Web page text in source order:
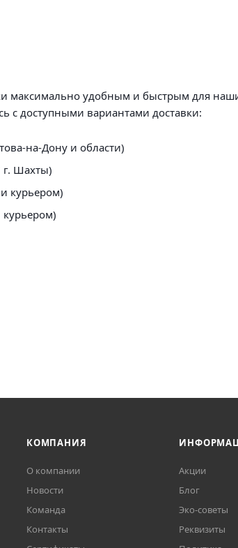
максимально удобным и быстрым для
с доступными вариантами доставки:
на-Дону и области)
г. Шахты)
курьером)
КОМПАНИЯ
О компании
Новости
Команда
Контакты
Акции
Блог
Эко-советы
Реквизиты